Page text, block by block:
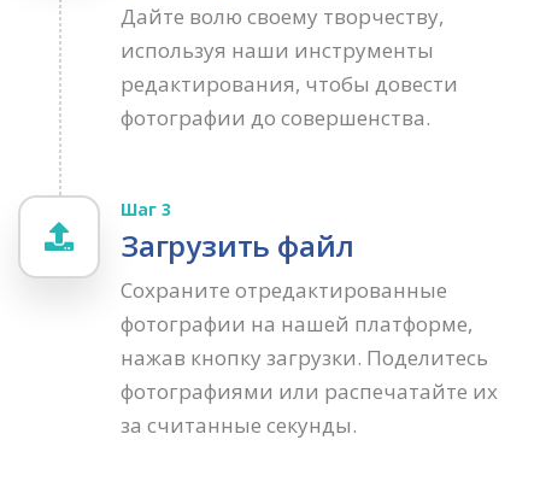
Дайте волю своему творчеству,
используя наши инструменты
редактирования, чтобы довести
фотографии до совершенства.
Шаг 3
Загрузить файл
Сохраните отредактированные
фотографии на нашей платформе,
нажав кнопку загрузки. Поделитесь
фотографиями или распечатайте их
за считанные секунды.